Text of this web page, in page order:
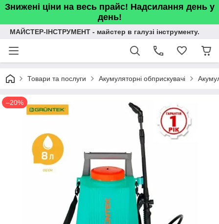
Знижені ціни на весь прайс! Надсилання день у
день!
МАЙСТЕР-ІНСТРУМЕНТ - майстер в галузі інструменту.
Товари та послуги Акумуляторні обприскувачі
–20%